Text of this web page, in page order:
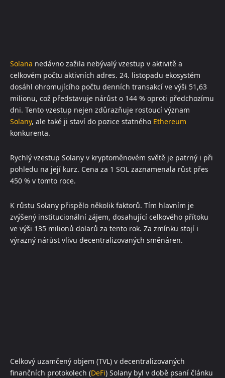
Solana nedávno zažila nebývalý vzestup v aktivitě a
celkovém počtu aktivních adres. 24. listopadu ekosystém
dosáhl ohromujícího počtu denních transakcí ve výši 51,63
milionu, což představuje nárůst o 144 % oproti předchozímu
dni. Tento vzestup nejen zdůrazňuje rostoucí význam
Solany, ale také ji staví do pozice statného Ethereum
konkurenta.
Rychlý vzestup Solany v kryptoměnovém světě je patrný i při
pohledu na její kurz. Cena za 1 SOL zaznamenala růst přes
450 % v tomto roce.
K růstu Solany přispělo několik faktorů. Tím hlavním je
zvýšený institucionální zájem, dosahující celkového přítoku
ve výši 135 milionů dolarů za tento rok. Za zmínku stojí i
výrazný nárůst vlivu decentralizovaných směnáren.
Celkový uzamčený objem (TVL) v decentralizovaných
finančních protokolech (DeFi) Solany byl v době psaní článku